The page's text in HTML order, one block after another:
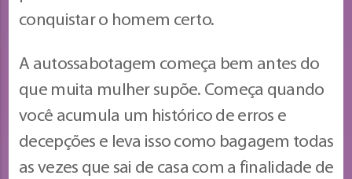
conquistar o homem certo.
A autossabotagem começa bem antes do
que muita mulher supõe. Começa quando
você acumula um histórico de erros e
decepções e leva isso como bagagem todas
as vezes que sai de casa com a finalidade de